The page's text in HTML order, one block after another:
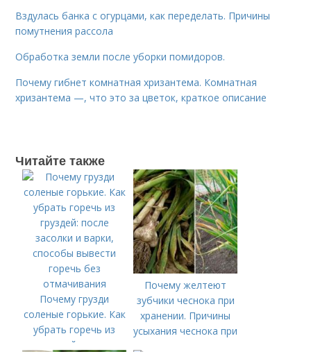
Вздулась банка с огурцами, как переделать. Причины
помутнения рассола
Обработка земли после уборки помидоров.
Почему гибнет комнатная хризантема. Комнатная
хризантема —, что это за цветок, краткое описание
Читайте также
Почему грузди
соленые горькие. Как
убрать горечь из
груздей: после
Почему желтеют
зубчики чеснока при
хранении. Причины
усыхания чеснока при